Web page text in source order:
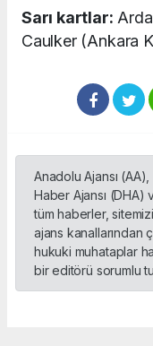
Sarı kartlar:
Caulker (Ankara
Anadolu Ajansı
Haber Ajansı
tüm haberler,
ajans kanallarından
hukuki muhataplar
bir editörü sorumlu